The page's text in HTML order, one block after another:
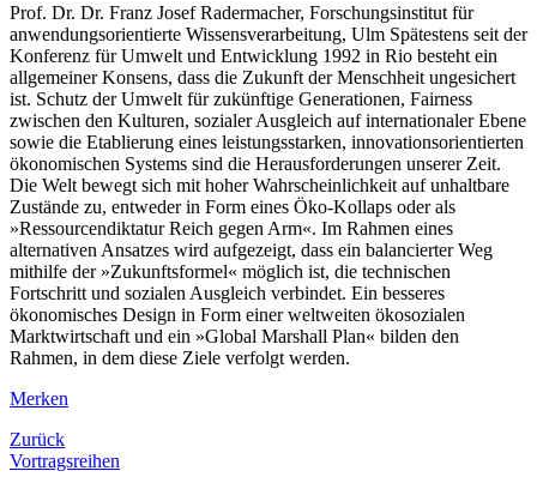
Prof. Dr. Dr. Franz Josef Radermacher, Forschungsinstitut für
anwendungsorientierte Wissensverarbeitung, Ulm Spätestens seit der
Konferenz für Umwelt und Entwicklung 1992 in Rio besteht ein
allgemeiner Konsens, dass die Zukunft der Menschheit ungesichert
ist. Schutz der Umwelt für zukünftige Generationen, Fairness
zwischen den Kulturen, sozialer Ausgleich auf internationaler Ebene
sowie die Etablierung eines leistungsstarken, innovationsorientierten
ökonomischen Systems sind die Herausforderungen unserer Zeit.
Die Welt bewegt sich mit hoher Wahrscheinlichkeit auf unhaltbare
Zustände zu, entweder in Form eines Öko-Kollaps oder als
»Ressourcendiktatur Reich gegen Arm«. Im Rahmen eines
alternativen Ansatzes wird aufgezeigt, dass ein balancierter Weg
mithilfe der »Zukunftsformel« möglich ist, die technischen
Fortschritt und sozialen Ausgleich verbindet. Ein besseres
ökonomisches Design in Form einer weltweiten ökosozialen
Marktwirtschaft und ein »Global Marshall Plan« bilden den
Rahmen, in dem diese Ziele verfolgt werden.
Merken
Zurück
Vortragsreihen